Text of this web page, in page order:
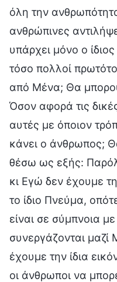
όλη την
ανθρώπινες
υπάρχει μόνο ο
τόσο πολλοί
από Μένα; Θα
Όσον αφορά τις
αυτές με όποιον
κάνει ο άνθρωπος;
θέσω ως εξής:
κι Εγώ δεν έχουμε
το ίδιο Πνεύμα,
είναι σε σύμπνοια
συνεργάζονται
έχουμε την ίδια
οι άνθρωποι να